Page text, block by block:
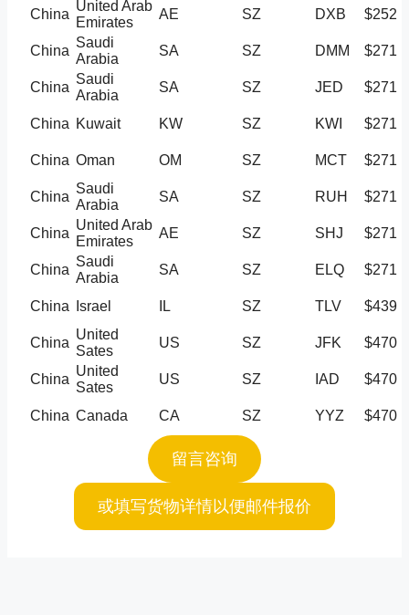
China
United Arab
Emirates
AE SZ DXB $252
China
Saudi
Arabia
SA SZ DMM $271
China
Saudi
Arabia
SA SZ JED $271
China Kuwait KW SZ KWI $271
China Oman OM SZ MCT $271
China
Saudi
Arabia
SA SZ RUH $271
China
United Arab
Emirates
AE SZ SHJ $271
China
Saudi
Arabia
SA SZ ELQ $271
China Israel IL SZ TLV $439
China
United
Sates
US SZ JFK $470
China
United
Sates
US SZ IAD $470
China Canada CA SZ YYZ $470
留言咨询
或填写货物详情以便邮件报价